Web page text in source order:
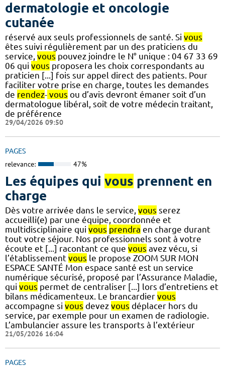
dermatologie et oncologie
cutanée
réservé aux seuls professionnels de santé. Si vous
êtes suivi régulièrement par un des praticiens du
service, vous pouvez joindre le N° unique : 04 67 33 69
06 qui vous proposera les choix correspondants au
praticien [...] fois sur appel direct des patients. Pour
faciliter votre prise en charge, toutes les demandes
de rendez- vous ou d’avis devront émaner soit d’un
dermatologue libéral, soit de votre médecin traitant,
de préférence
29/04/2026 09:50
PAGES
relevance: 47%
Les équipes qui vous prennent en
charge
Dès votre arrivée dans le service, vous serez
accueilli(e) par une équipe, coordonnée et
multidisciplinaire qui vous prendra en charge durant
tout votre séjour. Nos professionnels sont à votre
écoute et [...] racontant ce que vous avez vécu, si
l’établissement vous le propose ZOOM SUR MON
ESPACE SANTÉ Mon espace santé est un service
numérique sécurisé, proposé par l’Assurance Maladie,
qui vous permet de centraliser [...] lors d’entretiens et
bilans médicamenteux. Le brancardier vous
accompagne si vous devez vous déplacer hors du
service, par exemple pour un examen de radiologie.
L’ambulancier assure les transports à l’extérieur
21/05/2026 16:04
PAGES